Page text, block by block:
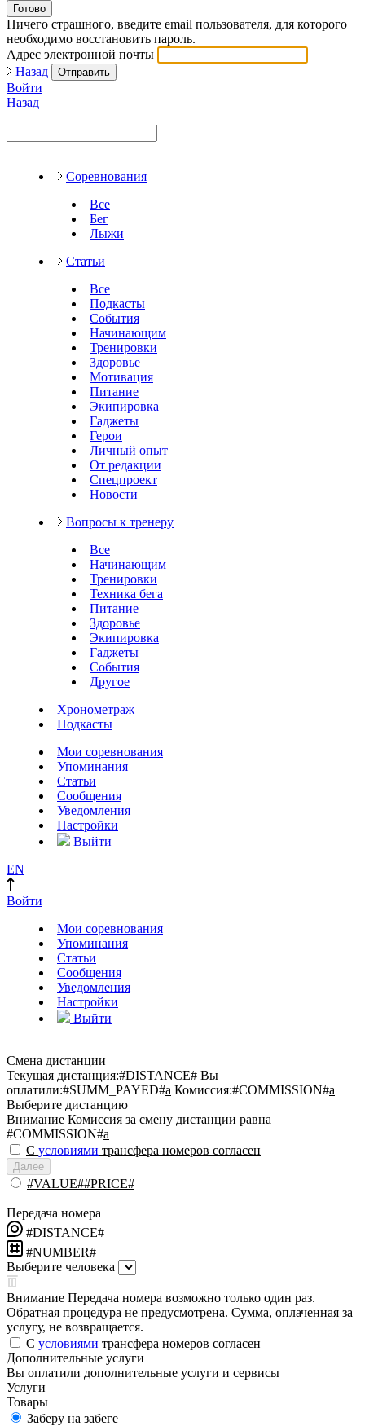
Готово
Ничего страшного, введите email пользователя, для которого
необходимо восстановить пароль.
Адрес электронной почты
Назад
Отправить
Войти
Назад
Соревнования
Все
Бег
Лыжи
Статьи
Все
Подкасты
События
Начинающим
Тренировки
Здоровье
Мотивация
Питание
Экипировка
Гаджеты
Герои
Личный опыт
От редакции
Спецпроект
Новости
Вопросы к тренеру
Все
Начинающим
Тренировки
Техника бега
Питание
Здоровье
Экипировка
Гаджеты
События
Другое
Хронометраж
Подкасты
Мои соревнования
Упоминания
Статьи
Сообщения
Уведомления
Настройки
Выйти
EN
Войти
Мои соревнования
Упоминания
Статьи
Сообщения
Уведомления
Настройки
Выйти
Смена дистанции
Текущая дистанция:#DISTANCE# Вы
оплатили:#SUMM_PAYED#a Комиссия:#COMMISSION#a
Выберите дистанцию
Внимание Комиссия за смену дистанции равна
#COMMISSION#a
С условиями трансфера номеров согласен
Далее
#VALUE##PRICE#
Передача номера
#DISTANCE#
#NUMBER#
Выберите человека
Внимание Передача номера возможно только один раз.
Обратная процедура не предусмотрена. Сумма, оплаченная за
услугу, не возвращается.
С условиями трансфера номеров согласен
Дополнительные услуги
Вы оплатили дополнительные услуги и сервисы
Услуги
Товары
Заберу на забеге